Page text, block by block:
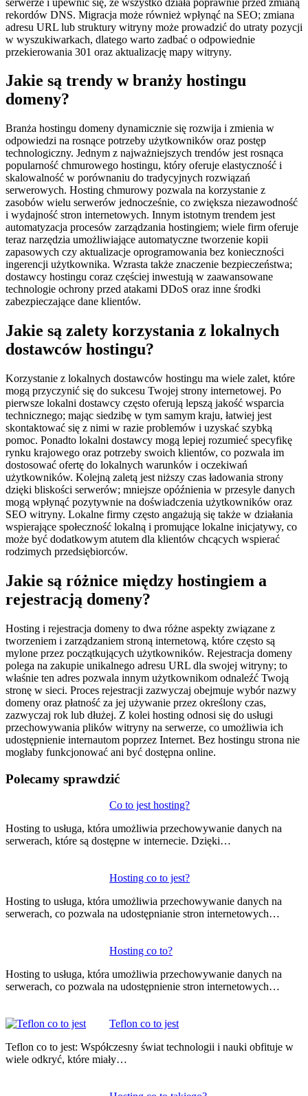
rekordów DNS. Migracja może również wpłynąć na SEO; zmiana
adresu URL lub struktury witryny może prowadzić do utraty pozycji
w wyszukiwarkach, dlatego warto zadbać o odpowiednie
przekierowania 301 oraz aktualizację mapy witryny.
Jakie są trendy w branży hostingu
domeny?
Branża hostingu domeny dynamicznie się rozwija i zmienia w
odpowiedzi na rosnące potrzeby użytkowników oraz postęp
technologiczny. Jednym z najważniejszych trendów jest rosnąca
popularność chmurowego hostingu, który oferuje elastyczność i
skalowalność w porównaniu do tradycyjnych rozwiązań
serwerowych. Hosting chmurowy pozwala na korzystanie z
zasobów wielu serwerów jednocześnie, co zwiększa niezawodność
i wydajność stron internetowych. Innym istotnym trendem jest
automatyzacja procesów zarządzania hostingiem; wiele firm oferuje
teraz narzędzia umożliwiające automatyczne tworzenie kopii
zapasowych czy aktualizacje oprogramowania bez konieczności
ingerencji użytkownika. Wzrasta także znaczenie bezpieczeństwa;
dostawcy hostingu coraz częściej inwestują w zaawansowane
technologie ochrony przed atakami DDoS oraz inne środki
zabezpieczające dane klientów.
Jakie są zalety korzystania z lokalnych
dostawców hostingu?
Korzystanie z lokalnych dostawców hostingu ma wiele zalet, które
mogą przyczynić się do sukcesu Twojej strony internetowej. Po
pierwsze lokalni dostawcy często oferują lepszą jakość wsparcia
technicznego; mając siedzibę w tym samym kraju, łatwiej jest
skontaktować się z nimi w razie problemów i uzyskać szybką
pomoc. Ponadto lokalni dostawcy mogą lepiej rozumieć specyfikę
rynku krajowego oraz potrzeby swoich klientów, co pozwala im
dostosować ofertę do lokalnych warunków i oczekiwań
użytkowników. Kolejną zaletą jest niższy czas ładowania strony
dzięki bliskości serwerów; mniejsze opóźnienia w przesyle danych
mogą wpłynąć pozytywnie na doświadczenia użytkowników oraz
SEO witryny. Lokalne firmy często angażują się także w działania
wspierające społeczność lokalną i promujące lokalne inicjatywy, co
może być dodatkowym atutem dla klientów chcących wspierać
rodzimych przedsiębiorców.
Jakie są różnice między hostingiem a
rejestracją domeny?
Hosting i rejestracja domeny to dwa różne aspekty związane z
tworzeniem i zarządzaniem stroną internetową, które często są
mylone przez początkujących użytkowników. Rejestracja domeny
polega na zakupie unikalnego adresu URL dla swojej witryny; to
właśnie ten adres pozwala innym użytkownikom odnaleźć Twoją
stronę w sieci. Proces rejestracji zazwyczaj obejmuje wybór nazwy
domeny oraz płatność za jej używanie przez określony czas,
zazwyczaj rok lub dłużej. Z kolei hosting odnosi się do usługi
przechowywania plików witryny na serwerze, co umożliwia ich
udostępnienie internautom poprzez Internet. Bez hostingu strona nie
mogłaby funkcjonować ani być dostępna online.
Polecamy sprawdzić
Co to jest hosting?
Hosting to usługa, która umożliwia przechowywanie danych na
serwerach, które są dostępne w internecie. Dzięki…
Hosting co to jest?
Hosting to usługa, która umożliwia przechowywanie danych na
serwerach, co pozwala na udostępnianie stron internetowych…
Hosting co to?
Hosting to usługa, która umożliwia przechowywanie danych na
serwerach, co pozwala na udostępnienie stron internetowych…
Teflon co to jest
Teflon co to jest: Współczesny świat technologii i nauki obfituje w
wiele odkryć, które miały…
wpisu